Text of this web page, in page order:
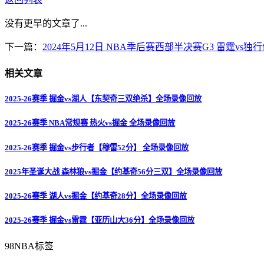
没有更早的文章了...
下一篇： 2024年5月12日 NBA季后赛西部半决赛G3 雷霆vs独
相关文章
2025-26赛季 掘金vs湖人【东契奇三双绝杀】全场录像回放
2025-26赛季 NBA常规赛 热火vs掘金 全场录像回放
2025-26赛季 掘金vs步行者【穆雷52分】 全场录像回放
2025年圣诞大战 森林狼vs掘金【约基奇56分三双】全场录像回放
2025-26赛季 湖人vs掘金【约基奇28分】全场录像回放
2025-26赛季 掘金vs雷霆【亚历山大36分】全场录像回放
98NBA标签